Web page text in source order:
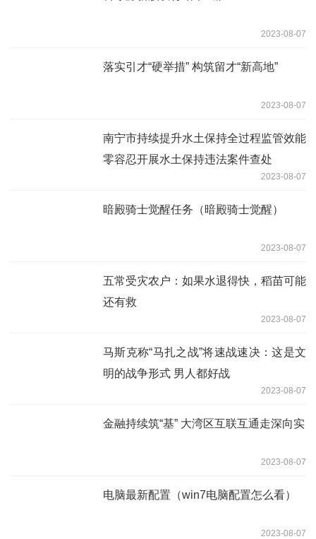
2023-08-07
落实引才“硬举措” 构筑留才“新高地”
2023-08-07
南宁市持续提升水土保持全过程监管效能
零容忍开展水土保持违法案件查处
2023-08-07
暗殿骑士觉醒任务（暗殿骑士觉醒）
2023-08-07
五常受灾农户：如果水退得快，稻苗可能
还有救
2023-08-07
马斯克称“马扎之战”将速战速决：这是文
明的战争形式 男人都好战
2023-08-07
金融持续筑“基” 大湾区互联互通走深向实
2023-08-07
电脑最新配置（win7电脑配置怎么看）
2023-08-07